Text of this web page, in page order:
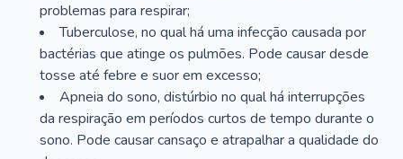
problemas para respirar;
Tuberculose, no qual há uma infecção causada por
bactérias que atinge os pulmões. Pode causar desde
tosse até febre e suor em excesso;
Apneia do sono, distúrbio no qual há interrupções
da respiração em períodos curtos de tempo durante o
sono. Pode causar cansaço e atrapalhar a qualidade do